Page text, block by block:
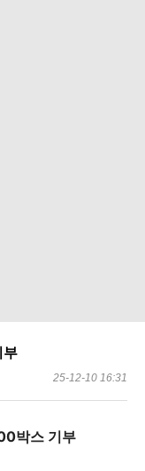
부
25-12-10 16:31
박스 기부